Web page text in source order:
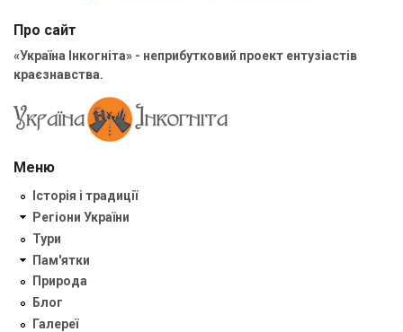
Про сайт
«Україна Інкогніта» - неприбутковий проект ентузіастів
краєзнавства.
Меню
Історія і традиції
Регіони України
Тури
Пам'ятки
Природа
Блог
Галереї